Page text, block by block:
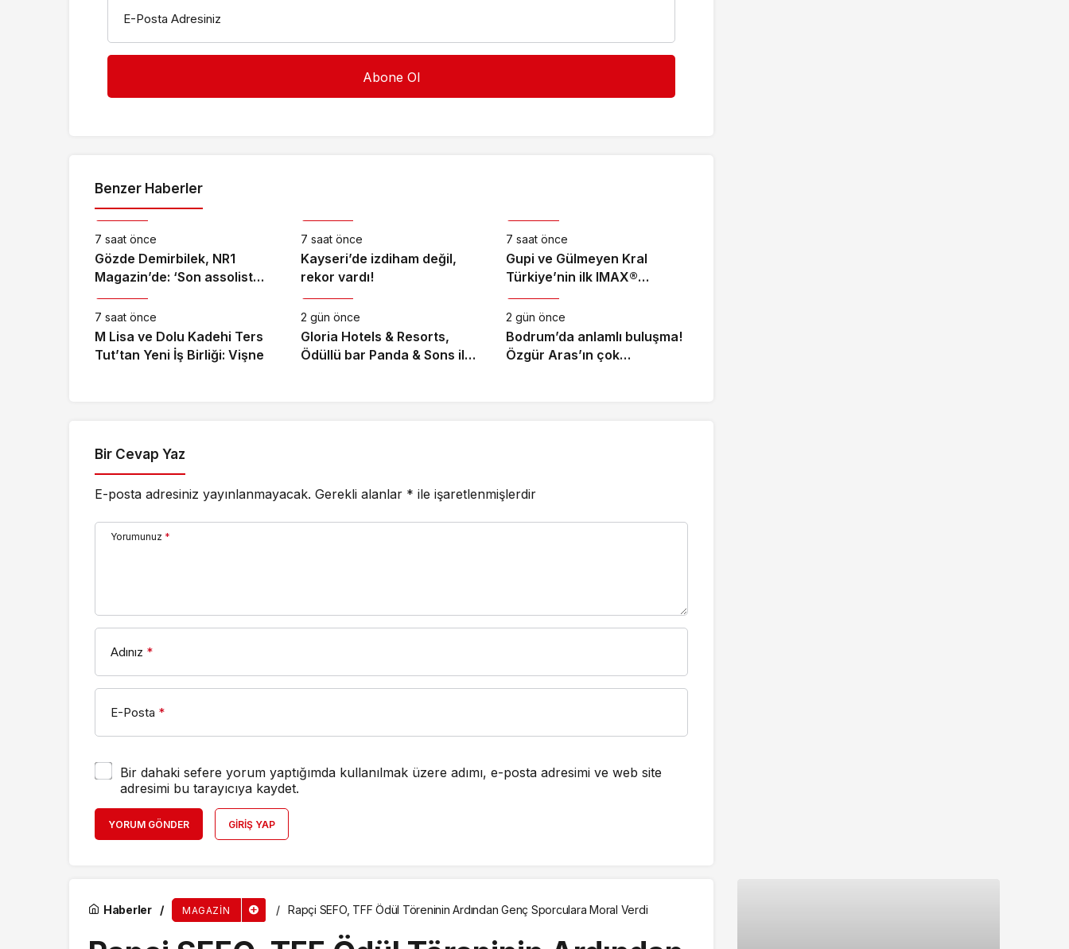
E-Posta Adresiniz
Benzer Haberler
Magazin
7 saat önce
Gözde Demirbilek, NR1
Magazin’de: ‘Son assolist
olarak var olacağım!’
7 saat önce
Kayseri’de izdiham değil,
rekor vardı!
7 saat önce
Gupi ve Gülmeyen Kral
Türkiye’nin ilk IMAX®
animasyon filmi oluyor
7 saat önce
M Lisa ve Dolu Kadehi Ters
Tut’tan Yeni İş Birliği: Vişne
2 gün önce
Gloria Hotels & Resorts,
Ödüllü bar Panda & Sons ile
2 gün önce
Bodrum’da anlamlı buluşma!
Özgür Aras’ın çok
Bir Cevap Yaz
E-posta adresiniz yayınlanmayacak. Gerekli alanlar * ile işaretlenmişlerdir
Yorumunuz *
Adınız *
E-Posta *
Bir dahaki sefere yorum yaptığımda kullanılmak üzere adımı, e-posta adresimi ve web site
adresimi bu tarayıcıya kaydet.
YORUM GÖNDER GIRIŞ YAP
Haberler MAGAZIN Rapçi SEFO, TFF Ödül Töreninin Ardından Genç Sporculara Moral Verdi